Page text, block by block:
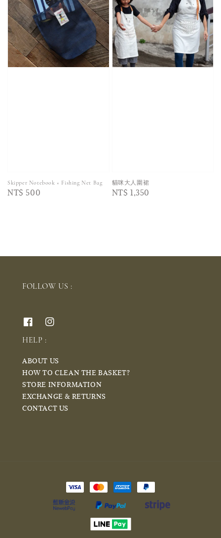
Skipper Notebook × Fishing Net Bag
Regular
NT$ 500
貓咪大人圍裙
Regular
NT$ 1,350
FOLLOW US :
HELP :
ABOUT US
HOW TO CLEAN THE BASKET?
STORE INFORMATION
EXCHANGE & RETURNS
CONTACT US